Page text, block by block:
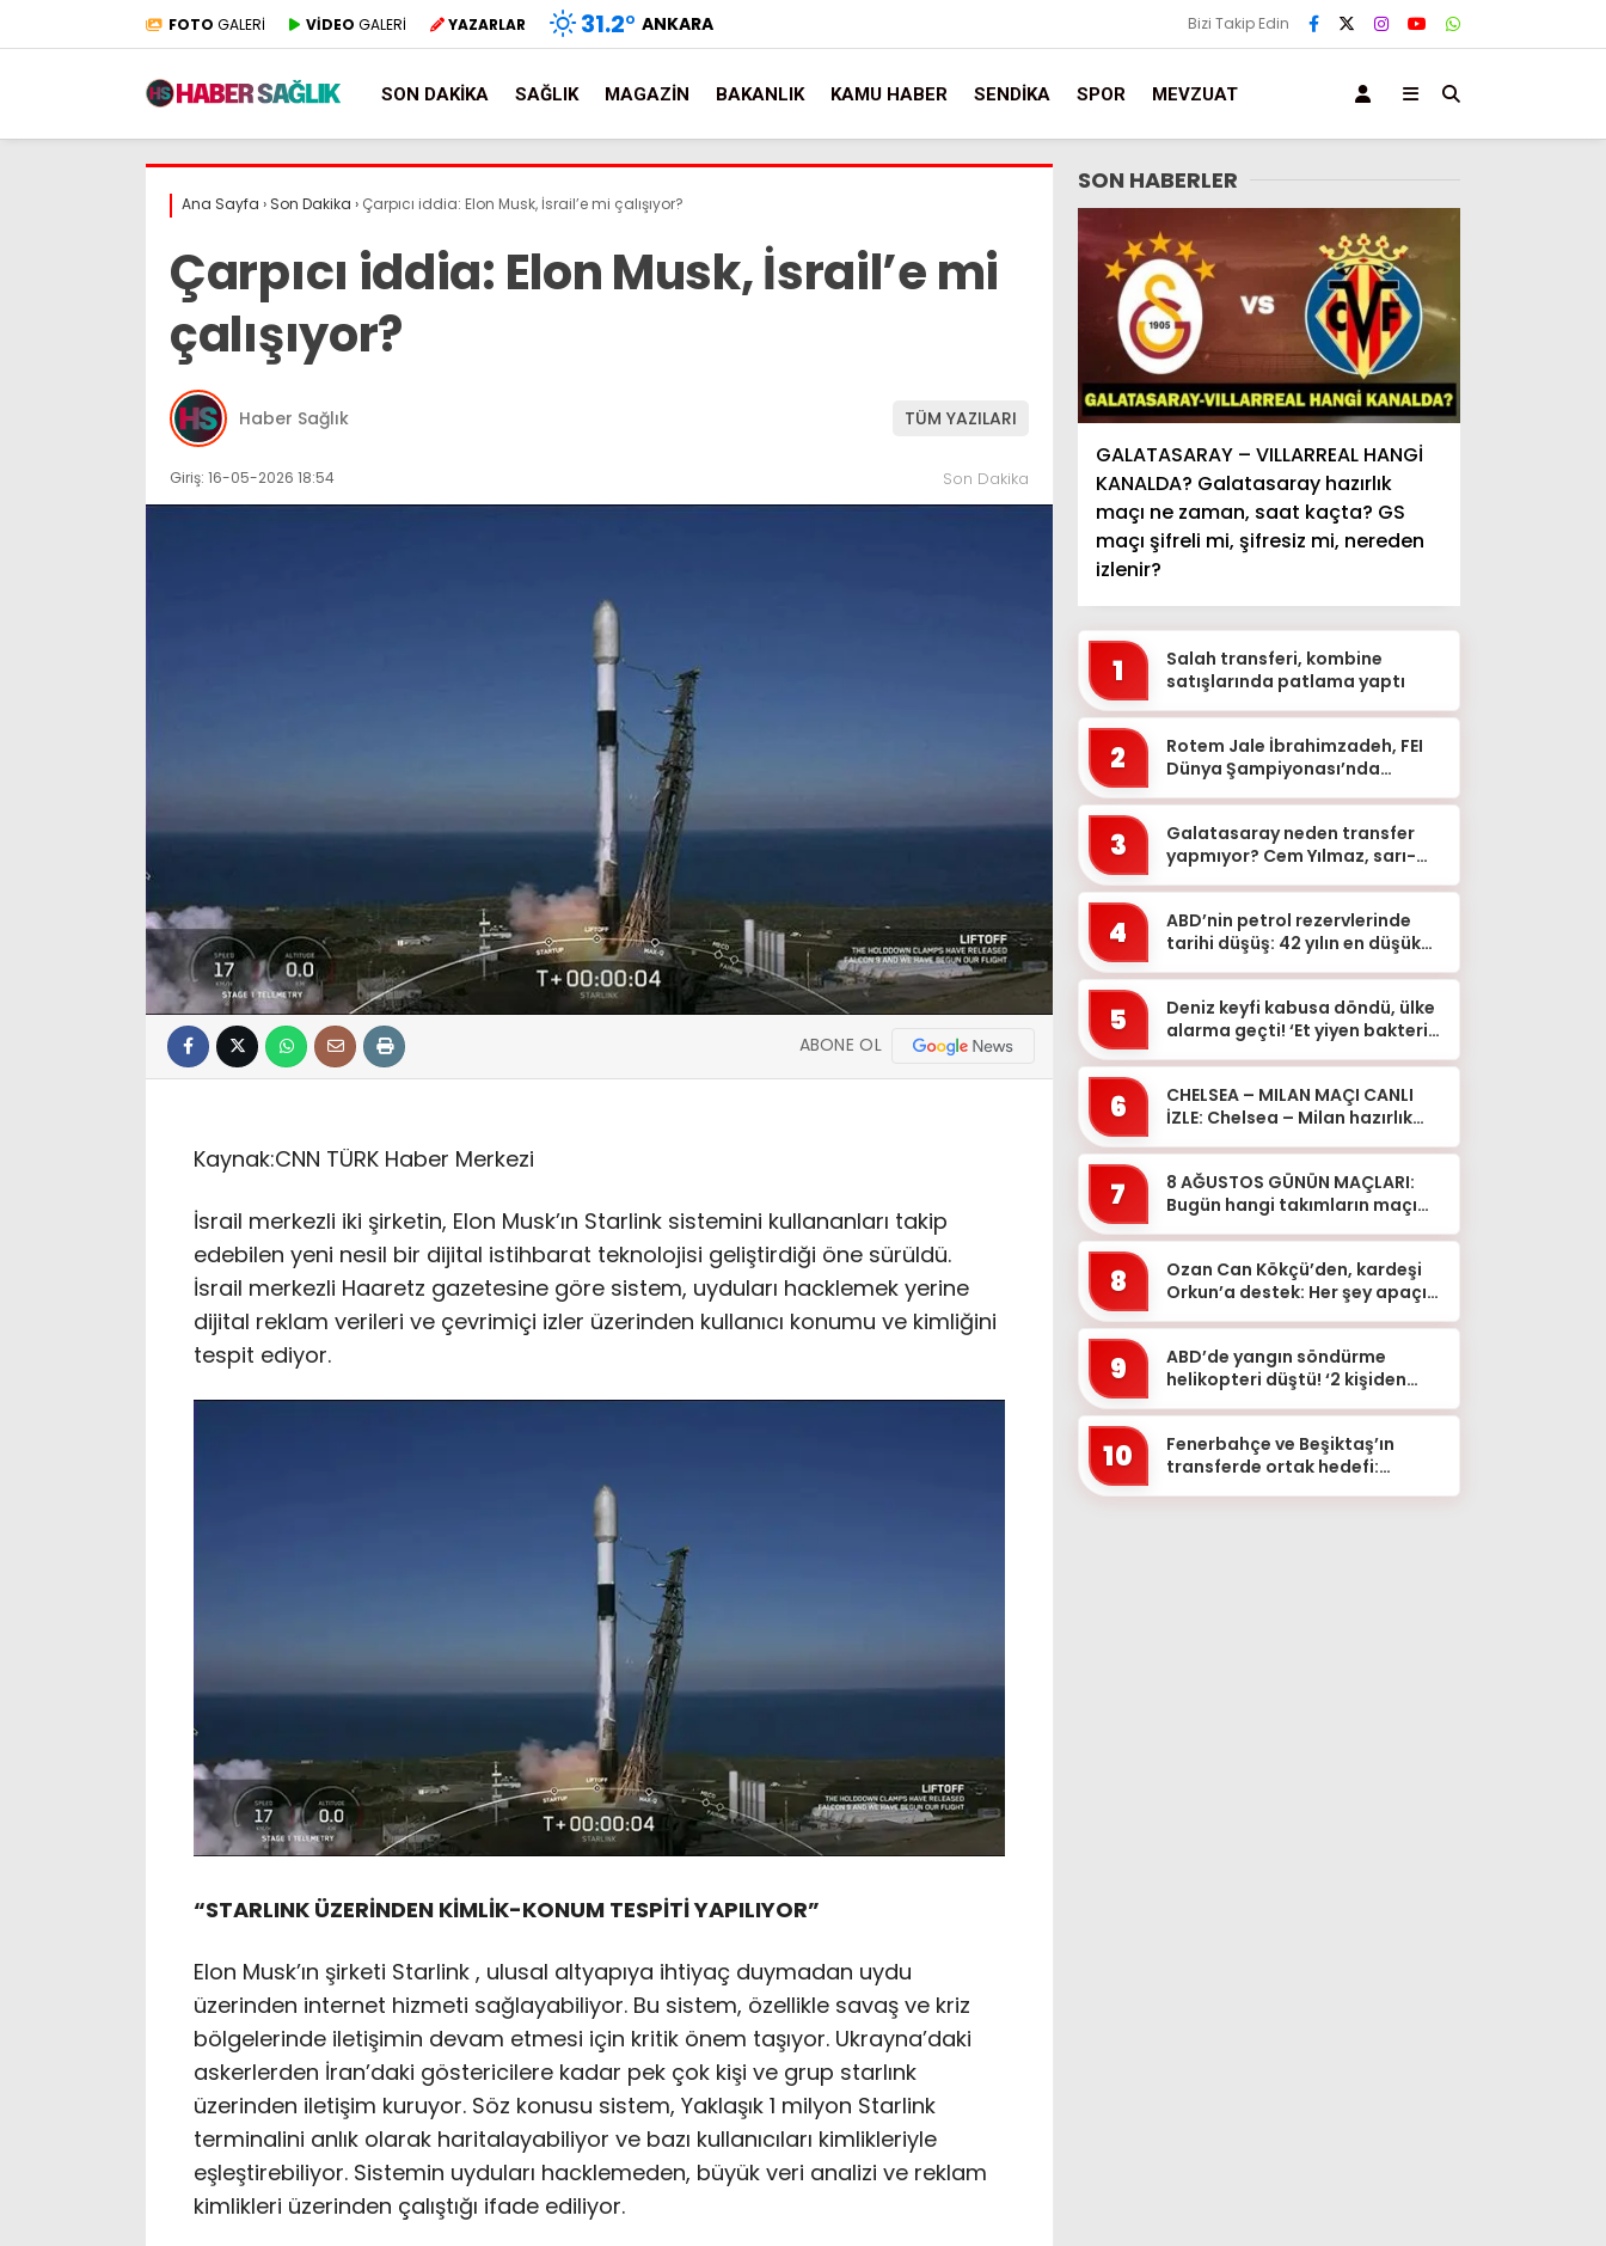
FOTO GALERİ VİDEO GALERİ YAZARLAR 31.2° ANKARA Bizi Takip Edin
SON DAKIKA SAĞLIK MAGAZIN BAKANLIK KAMU HABER SENDIKA SPOR MEVZUAT
Ana Sayfa › Son Dakika › Çarpıcı iddia: Elon Musk, İsrail’e mi çalışıyor?
Çarpıcı iddia: Elon Musk, İsrail’e mi
çalışıyor?
Haber Sağlık TÜM YAZILARI
Giriş: 16-05-2026 18:54 Son Dakika
ABONE OL
Kaynak:CNN TÜRK Haber Merkezi
İsrail merkezli iki şirketin, Elon Musk’ın Starlink sistemini kullananları takip
edebilen yeni nesil bir dijital istihbarat teknolojisi geliştirdiği öne sürüldü.
İsrail merkezli Haaretz gazetesine göre sistem, uyduları hacklemek yerine
dijital reklam verileri ve çevrimiçi izler üzerinden kullanıcı konumu ve kimliğini
tespit ediyor.
“STARLINK ÜZERİNDEN KİMLİK-KONUM TESPİTİ YAPILIYOR”
Elon Musk’ın şirketi Starlink , ulusal altyapıya ihtiyaç duymadan uydu
üzerinden internet hizmeti sağlayabiliyor. Bu sistem, özellikle savaş ve kriz
bölgelerinde iletişimin devam etmesi için kritik önem taşıyor. Ukrayna’daki
askerlerden İran’daki göstericilere kadar pek çok kişi ve grup starlınk
üzerinden iletişim kuruyor. Söz konusu sistem, Yaklaşık 1 milyon Starlink
terminalini anlık olarak haritalayabiliyor ve bazı kullanıcıları kimlikleriyle
eşleştirebiliyor. Sistemin uyduları hacklemeden, büyük veri analizi ve reklam
kimlikleri üzerinden çalıştığı ifade ediliyor.
SON HABERLER
GALATASARAY – VILLARREAL HANGİ
KANALDA? Galatasaray hazırlık
maçı ne zaman, saat kaçta? GS
maçı şifreli mi, şifresiz mi, nereden
izlenir?
1
Salah transferi, kombine
satışlarında patlama yaptı
2
Rotem Jale İbrahimzadeh, FEI
Dünya Şampiyonası’nda
3
Galatasaray neden transfer
yapmıyor? Cem Yılmaz, sarı-
4
ABD’nin petrol rezervlerinde
tarihi düşüş: 42 yılın en düşük
5
Deniz keyfi kabusa döndü, ülke
alarma geçti! ‘Et yiyen bakteri
6
CHELSEA – MILAN MAÇI CANLI
İZLE: Chelsea – Milan hazırlık
7
8 AĞUSTOS GÜNÜN MAÇLARI:
Bugün hangi takımların maçı
Avrupa...
8
Ozan Can Kökçü’den, kardeşi
Orkun’a destek: Her şey apaçık
9
ABD’de yangın söndürme
helikopteri düştü! ‘2 kişiden
10
Fenerbahçe ve Beşiktaş’ın
transferde ortak hedefi: